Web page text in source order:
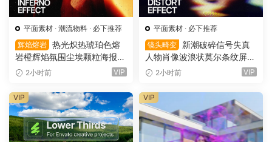
平面素材 · 潮流物料 · 必下推荐
辉焰熔岩 热光炽热琥珀色熔
岩橙辉焰氛围尘埃颗粒海报封
面设计PSD特效样机 Glow Inf
2小时前 VIP
平面素材 · 必下推荐
镜头畸变
新潮破碎信号失真
人物肖像波浪状莫尔条纹屏幕
畸变专辑封面音乐海报传单P
ortion Effect（16156）
2小时前 VIP
VIP VIP